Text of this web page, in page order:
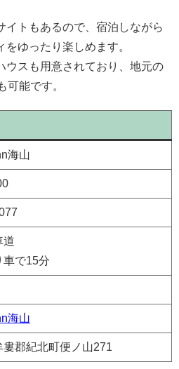
イトもあるので、宿泊しながら
ゆったり楽しめます。
ウスも用意されており、地元の
可能です。
海山
道
車で15分
海山
婁郡紀北町便ノ山271